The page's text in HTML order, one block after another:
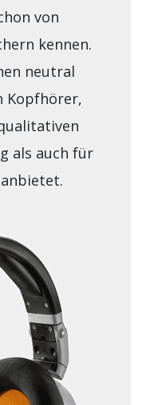
von
kennen.
neutral
Kopfhörer,
als auch für